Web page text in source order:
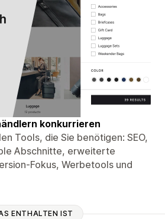
konkurrieren
Tools, die Sie benötigen: SEO,
Abschnitte, erweiterte
Fokus, Werbetools und
ENTHALTEN IST